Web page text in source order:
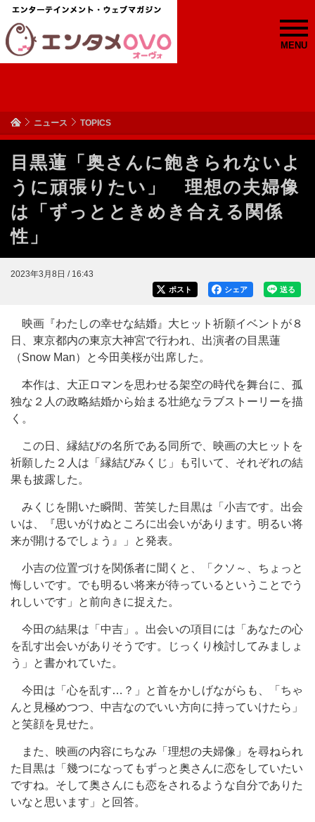
MENU
ニュース TOPICS
目黒蓮「奥さんに飽きられないよ
うに頑張りたい」 理想の夫婦像
は「ずっとときめき合える関係
性」
2023年3月8日 / 16:43
送る
シェア
ポスト
映画『わたしの幸せな結婚』大ヒット祈願イベントが８
日、東京都内の東京大神宮で行われ、出演者の目黒蓮
（Snow Man）と今田美桜が出席した。
本作は、大正ロマンを思わせる架空の時代を舞台に、孤
独な２人の政略結婚から始まる壮絶なラブストーリーを描
く。
この日、縁結びの名所である同所で、映画の大ヒットを
祈願した２人は「縁結びみくじ」も引いて、それぞれの結
果も披露した。
みくじを開いた瞬間、苦笑した目黒は「小吉です。出会
いは、『思いがけぬところに出会いがあります。明るい将
来が開けるでしょう』」と発表。
小吉の位置づけを関係者に聞くと、「クソ～、ちょっと
悔しいです。でも明るい将来が待っているということでう
れしいです」と前向きに捉えた。
今田の結果は「中吉」。出会いの項目には「あなたの心
を乱す出会いがありそうです。じっくり検討してみましょ
う」と書かれていた。
今田は「心を乱す…？」と首をかしげながらも、「ちゃ
んと見極めつつ、中吉なのでいい方向に持っていけたら」
と笑顔を見せた。
また、映画の内容にちなみ「理想の夫婦像」を尋ねられ
た目黒は「幾つになってもずっと奥さんに恋をしていたい
ですね。そして奥さんにも恋をされるような自分でありた
いなと思います」と回答。